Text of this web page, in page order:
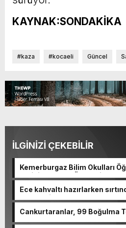
KAYNAK:SONDAKİKA
#kaza #kocaeli Güncel
İLGİNİZİ ÇEKEBİLİR
Kemerburgaz Bilim Okulları
Tarihi Başarı: 6 Öğrenci 14
Ece kahvaltı hazırlarken
anne: Evime patates almak
Cankurtaranlar, 99 Boğulma